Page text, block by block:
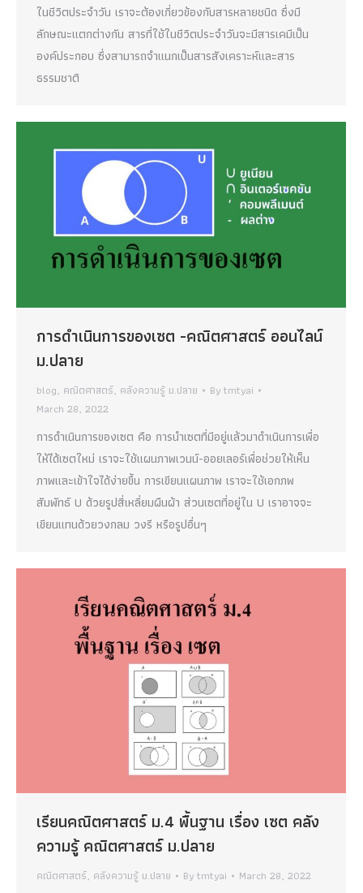
ในชีวิตประจำวัน เราจะต้องเกี่ยวข้องกับสารหลายชนิด ซึ่งมี
ลักษณะแตกต่างกัน สารที่ใช้ในชีวิตประจำวันจะมีสารเคมีเป็น
องค์ประกอบ ซึ่งสามารถจำแนกเป็นสารสังเคราะห์และสาร
ธรรมชาติ
การดำเนินการของเซต -คณิตศาสตร์ ออนไลน์
ม.ปลาย
blog, คณิตศาสตร์, คลังความรู้ ม.ปลาย Bytmtyai
March 28, 2022
การดำเนินการของเซต คือ การนำเซตที่มีอยู่แล้วมาดำเนินการเพื่อ
ให้ได้เซตใหม่ เราจะใช้แผนภาพเวนน์-ออยเลอร์เพื่อช่วยให้เห็น
ภาพและเข้าใจได้ง่ายขึ้น การเขียนแผนภาพ เราจะใช้เอกภพ
สัมพัทธ์ U ด้วยรูปสี่เหลี่ยมผืนผ้า ส่วนเซตที่อยู่ใน U เราอาจจะ
เขียนแทนด้วยวงกลม วงรี หรือรูปอื่นๆ
เรียนคณิตศาสตร์ ม.4 พื้นฐาน เรื่อง เซต คลัง
ความรู้ คณิตศาสตร์ ม.ปลาย
คณิตศาสตร์, คลังความรู้ ม.ปลาย Bytmtyai March 28, 2022